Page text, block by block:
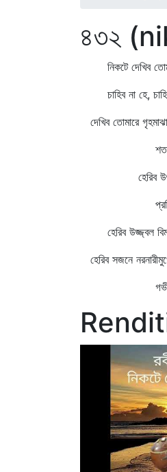
৪৩২
নিকটে দেখিব
চাহিব না হে,
দেখিব তোমারে
শত সহস্র
হেরিব
প্রতিদিন
হেরিব উজ্জ্বল
হেরিব সজনে
গভীর